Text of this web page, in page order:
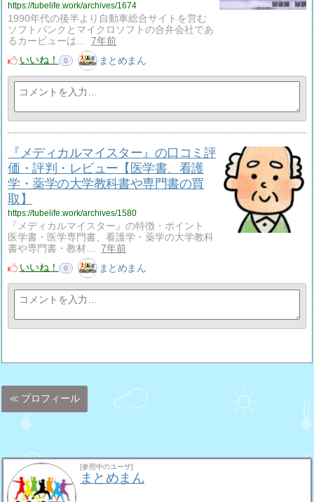
https://tubelife.work/archives/1674
1990年代の後半より自動車総合サイトを営む
ソフトバンクとマイクロソフトの合弁会社であ
るカービューは…
7年前
いいね！
0 まとめまん
『メディカルマイスター』の口コミ評
価・評判・レビュー【医学書、看護
学・薬学の大学教科書や専門書の買
取】
https://tubelife.work/archives/1580
『メディカルマイスター』の特徴・ポイント
医学書・医学専門書、看護学・薬学の大学教科
書や専門書・教材…
7年前
いいね！
0 まとめまん
プロフィール
[参照中のユーザ]
まとめまん